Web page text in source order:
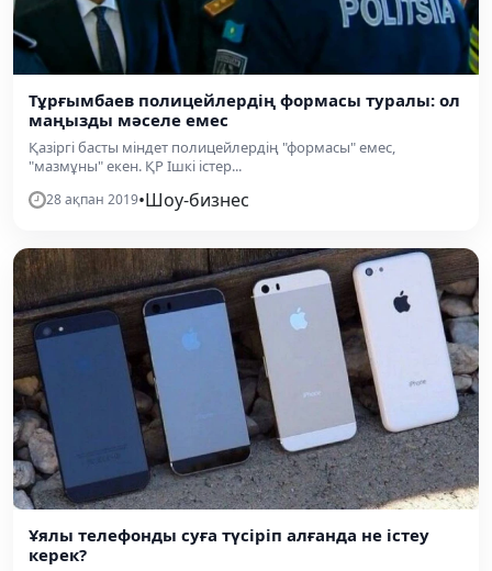
Тұрғымбаев полицейлердің формасы туралы: ол
маңызды мәселе емес
Қазіргі басты міндет полицейлердің "формасы" емес,
"мазмұны" екен. ҚР Ішкі істер...
28 ақпан 2019•Шоу-бизнес
Ұялы телефонды суға түсіріп алғанда не істеу
керек?